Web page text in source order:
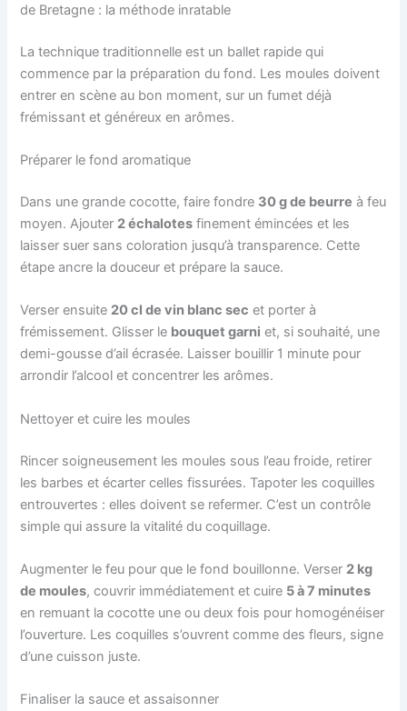
de Bretagne : la méthode inratable
La technique traditionnelle est un ballet rapide qui
commence par la préparation du fond. Les moules doivent
entrer en scène au bon moment, sur un fumet déjà
frémissant et généreux en arômes.
Préparer le fond aromatique
Dans une grande cocotte, faire fondre 30 g de beurre à feu
moyen. Ajouter 2 échalotes finement émincées et les
laisser suer sans coloration jusqu’à transparence. Cette
étape ancre la douceur et prépare la sauce.
Verser ensuite 20 cl de vin blanc sec et porter à
frémissement. Glisser le bouquet garni et, si souhaité, une
demi-gousse d’ail écrasée. Laisser bouillir 1 minute pour
arrondir l’alcool et concentrer les arômes.
Nettoyer et cuire les moules
Rincer soigneusement les moules sous l’eau froide, retirer
les barbes et écarter celles fissurées. Tapoter les coquilles
entrouvertes : elles doivent se refermer. C’est un contrôle
simple qui assure la vitalité du coquillage.
Augmenter le feu pour que le fond bouillonne. Verser 2 kg
de moules, couvrir immédiatement et cuire 5 à 7 minutes
en remuant la cocotte une ou deux fois pour homogénéiser
l’ouverture. Les coquilles s’ouvrent comme des fleurs, signe
d’une cuisson juste.
Finaliser la sauce et assaisonner